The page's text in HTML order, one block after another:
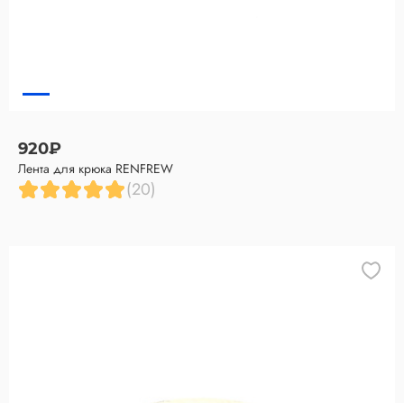
920₽
Лента для крюка RENFREW
(20)